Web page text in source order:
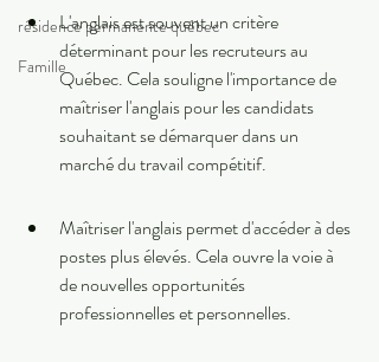
résidence permanente québec
Famille
L'anglais est souvent un critère
déterminant pour les recruteurs au
Québec. Cela souligne l'importance de
maîtriser l'anglais pour les candidats
souhaitant se démarquer dans un
marché du travail compétitif.
Maîtriser l'anglais permet d'accéder à des
postes plus élevés. Cela ouvre la voie à
de nouvelles opportunités
professionnelles et personnelles.